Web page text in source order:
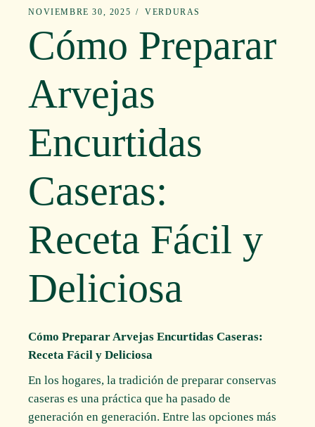
NOVIEMBRE 30, 2025 VERDURAS
Cómo Preparar
Arvejas
Encurtidas
Caseras:
Receta Fácil y
Deliciosa
Cómo Preparar Arvejas Encurtidas Caseras:
Receta Fácil y Deliciosa
En los hogares, la tradición de preparar conservas
caseras es una práctica que ha pasado de
generación en generación. Entre las opciones más